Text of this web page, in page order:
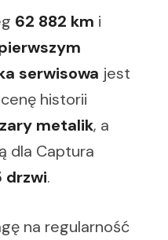
62 882 km i
serwisowa jest
historii
metalik, a
dla Captura
drzwi.
na regularność